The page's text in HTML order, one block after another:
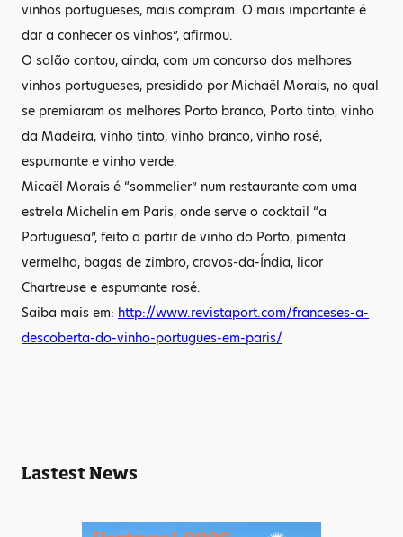
vinhos portugueses, mais compram. O mais importante é
dar a conhecer os vinhos”, afirmou.
O salão contou, ainda, com um concurso dos melhores
vinhos portugueses, presidido por Michaël Morais, no qual
se premiaram os melhores Porto branco, Porto tinto, vinho
da Madeira, vinho tinto, vinho branco, vinho rosé,
espumante e vinho verde.
Micaël Morais é “sommelier” num restaurante com uma
estrela Michelin em Paris, onde serve o cocktail “a
Portuguesa”, feito a partir de vinho do Porto, pimenta
vermelha, bagas de zimbro, cravos-da-Índia, licor
Chartreuse e espumante rosé.
Saiba mais em: http://www.revistaport.com/franceses-a-
descoberta-do-vinho-portugues-em-paris/
Lastest News